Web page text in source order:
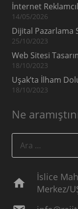
İnternet
14/05/2026
Dijital Pazarlama
25/10/2023
Web Sitesi
18/10/2023
Uşak’ta İlham
18/10/2023
Ne
home
İslice
Merkez/